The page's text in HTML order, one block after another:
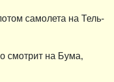
самолета на Тель-
смотрит на Бума,